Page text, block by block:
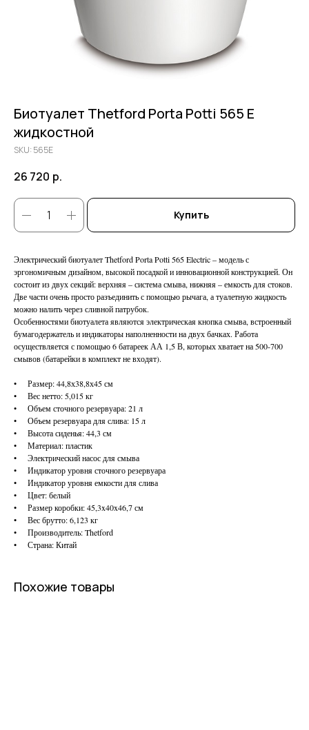
Биотуалет Thetford Porta Potti 565 E
жидкостной
SKU: 565Е
26 720 р.
Купить
Электрический биотуалет Thetford Porta Potti 565 Electric – модель с
эргономичным дизайном, высокой посадкой и инновационной конструкцией. Он
состоит из двух секций: верхняя – система смыва, нижняя – емкость для стоков.
Две части очень просто разъединить с помощью рычага, а туалетную жидкость
можно налить через сливной патрубок.
Особенностями биотуалета являются электрическая кнопка смыва, встроенный
бумагодержатель и индикаторы наполненности на двух бачках. Работа
осуществляется с помощью 6 батареек АА 1,5 В, которых хватает на 500-700
смывов (батарейки в комплект не входят).
• Размер: 44,8х38,8х45 см
• Вес нетто: 5,015 кг
• Объем сточного резервуара: 21 л
• Объем резервуара для слива: 15 л
• Высота сиденья: 44,3 см
• Материал: пластик
• Электрический насос для смыва
• Индикатор уровня сточного резервуара
• Индикатор уровня емкости для слива
• Цвет: белый
• Размер коробки: 45,3x40x46,7 см
• Вес брутто: 6,123 кг
• Производитель: Thetford
• Страна: Китай
Похожие товары